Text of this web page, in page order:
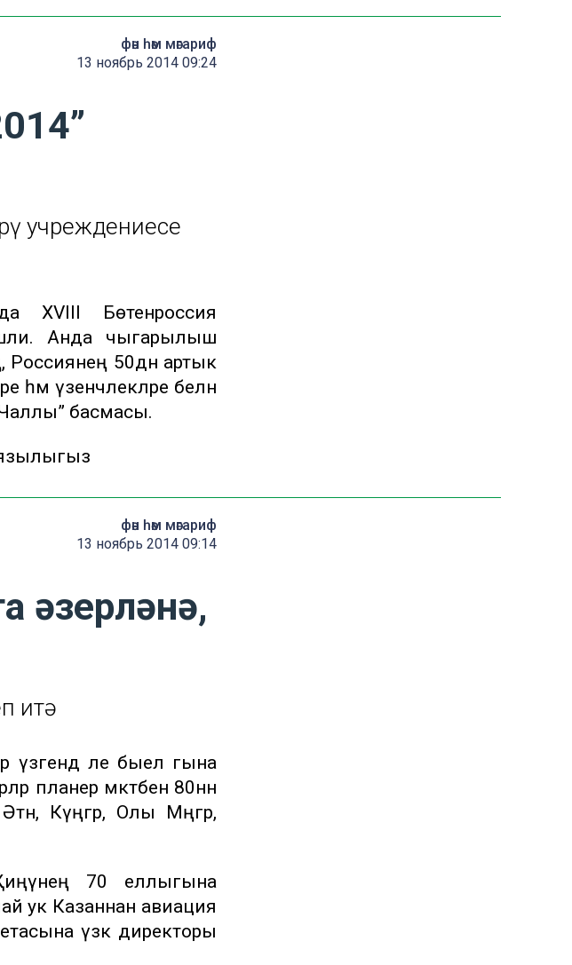
фән һәм мәгариф
13 ноябрь 2014 09:24
учреждениесе
XVIII Бөтенроссия
эшли. Анда чыгарылыш
50дән артык
үзенчәлекләре белән
Чаллы” басмасы.
фән һәм мәгариф
13 ноябрь 2014 09:14
әзерләнә,
итә
үзәгендә әле быел гына
мәктәбенә 80нән
Күңгәр, Олы Мәңгәр,
Җиңүнең 70 еллыгына
ук Казаннан авиация
үзәк директоры